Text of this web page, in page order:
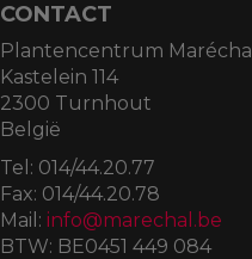
CONTACT
Plantencentrum Maréchal
Kastelein 114
2300 Turnhout
België
Tel: 014/44.20.77
Fax: 014/44.20.78
Mail: info@marechal.be
BTW: BE0451 449 084